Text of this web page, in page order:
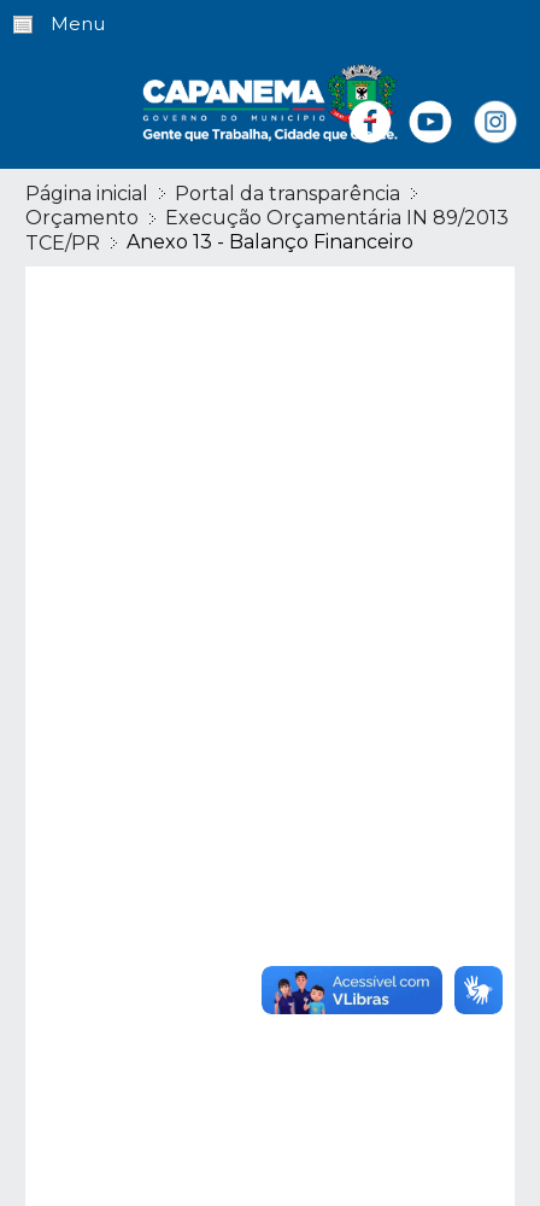
Menu
Página inicial
Portal da transparência
Orçamento
Execução Orçamentária IN 89/2013
TCE/PR
Anexo 13 - Balanço Financeiro